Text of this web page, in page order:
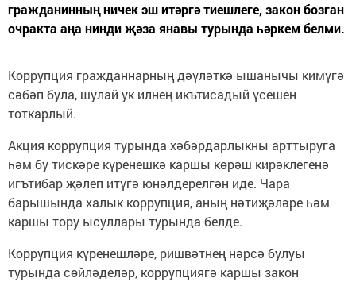
гражданинның ничек эш итәргә тиешлеге, закон бозган
очракта аңа нинди җәза янавы турында һәркем белми.
Коррупция гражданнарның дәүләткә ышанычы кимүгә
сәбәп була, шулай ук илнең икътисадый үсешен
тоткарлый.
Акция коррупция турында хәбәрдарлыкны арттыруга
һәм бу тискәре күренешкә каршы көрәш кирәклегенә
игътибар җәлеп итүгә юнәлдерелгән иде. Чара
барышында халык коррупция, аның нәтиҗәләре һәм
каршы тору ысуллары турында белде.
Коррупция күренешләре, ришвәтнең нәрсә булуы
турында сөйләделәр, коррупциягә каршы закон